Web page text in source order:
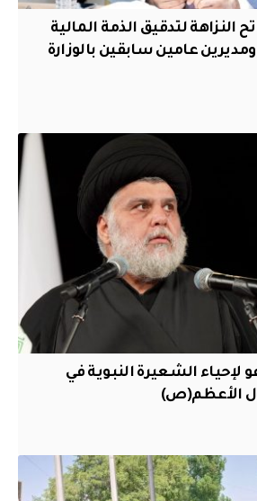
النزاهة لتدقيق الذمة المالية
عامين سابقين بالوزارة
لإحياء الشعيرة النبوية في
الأعظم(ص)